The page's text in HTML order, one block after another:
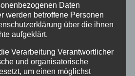
Tanzschule
Tanzschulfamilie
Workout
Workshop
Daten
werden betroffene Personen
über die ihnen
aufgeklärt.
Verarbeitung Verantwortlicher
und organisatorische
um einen möglichst